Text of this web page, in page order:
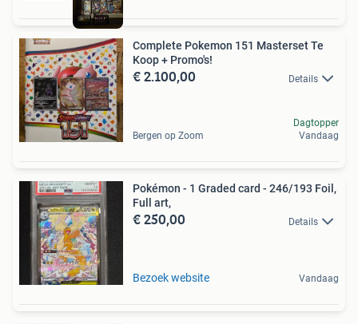
Complete Pokemon 151 Masterset Te
Koop + Promo's!
€ 2.100,00 Details
Bergen op Zoom
Dagtopper
Vandaag
Pokémon - 1 Graded card - 246/193 Foil,
Full art,
€ 250,00 Details
Bezoek website Vandaag